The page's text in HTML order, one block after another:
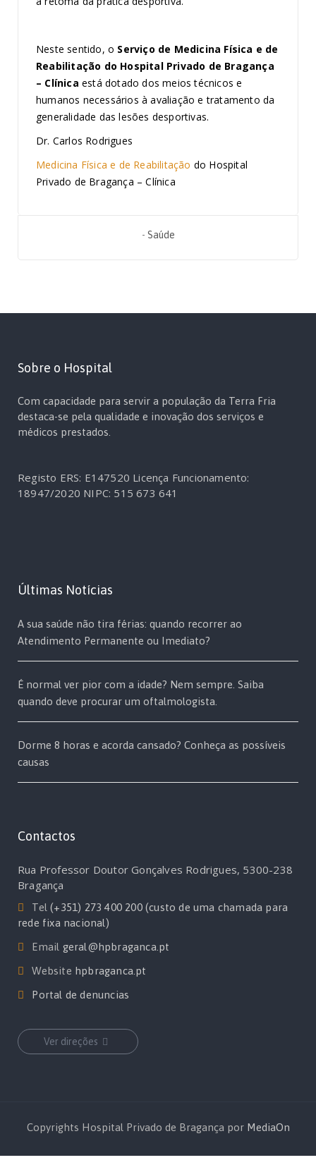
Neste sentido, o Serviço de Medicina Física e de
Reabilitação do Hospital Privado de Bragança
– Clínica está dotado dos meios técnicos e
humanos necessários à avaliação e tratamento da
generalidade das lesões desportivas.
Dr. Carlos Rodrigues
Medicina Física e de Reabilitação do Hospital
Privado de Bragança – Clínica
- Saúde
Sobre o Hospital
Com capacidade para servir a população da Terra Fria
destaca-se pela qualidade e inovação dos serviços e
médicos prestados.
Registo ERS: E147520 Licença Funcionamento:
18947/2020 NIPC: 515 673 641
Últimas Notícias
A sua saúde não tira férias: quando recorrer ao
Atendimento Permanente ou Imediato?
É normal ver pior com a idade? Nem sempre. Saiba
quando deve procurar um oftalmologista.
Dorme 8 horas e acorda cansado? Conheça as possíveis
causas
Contactos
Rua Professor Doutor Gonçalves Rodrigues, 5300-238
Bragança
Tel(+351) 273 400 200 (custo de uma chamada para
rede fixa nacional)
Email geral@hpbraganca.pt
Website hpbraganca.pt
Portal de denuncias
Ver direções
Copyrights Hospital Privado de Bragança por MediaOn